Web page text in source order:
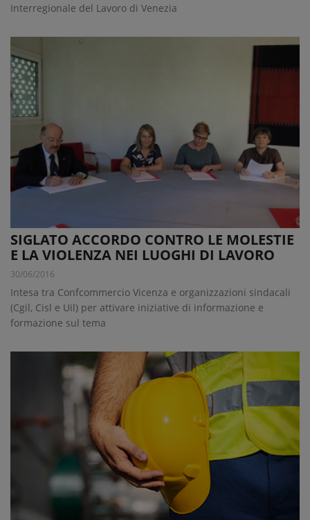
Interregionale del Lavoro di Venezia
SIGLATO ACCORDO CONTRO LE MOLESTIE
E LA VIOLENZA NEI LUOGHI DI LAVORO
30/06/2016
Intesa tra Confcommercio Vicenza e organizzazioni sindacali
(Cgil, Cisl e Uil) per attivare iniziative di informazione e
formazione sul tema